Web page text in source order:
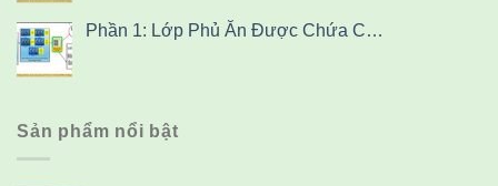
Phần 1: Lớp Phủ Ăn Được Chứa C…
Sản phẩm nổi bật